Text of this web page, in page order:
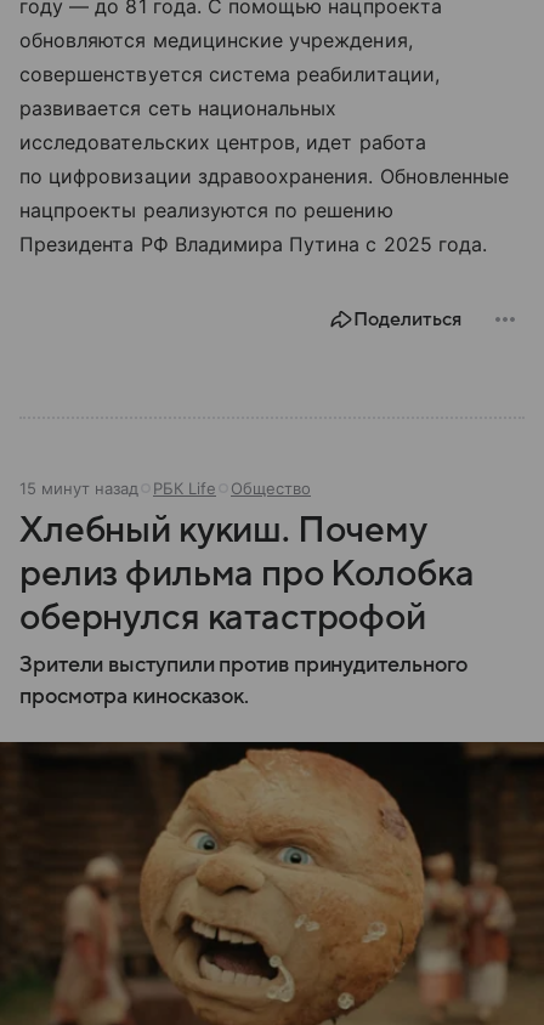
году — до 81 года. С помощью нацпроекта
обновляются медицинские учреждения,
совершенствуется система реабилитации,
развивается сеть национальных
исследовательских центров, идет работа
по цифровизации здравоохранения. Обновленные
нацпроекты реализуются по решению
Президента РФ Владимира Путина с 2025 года.
Поделиться
15 минут назад РБК Life Общество
Хлебный кукиш. Почему
релиз фильма про Колобка
обернулся катастрофой
Зрители выступили против принудительного
просмотра киносказок.